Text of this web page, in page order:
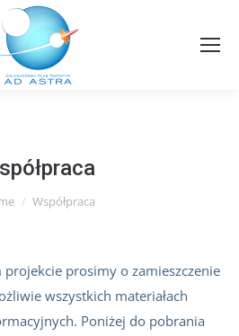
are here:
Współpraca
prosimy o zamieszczenie
wszystkich materiałach
Poniżej do pobrania